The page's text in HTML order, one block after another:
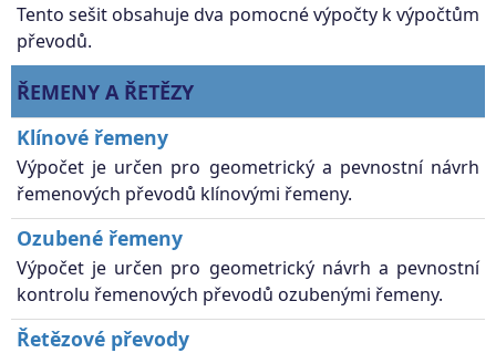
Tento sešit obsahuje dva pomocné výpočty k výpočtům
převodů.
ŘEMENY A ŘETĚZY
Klínové řemeny
Výpočet je určen pro geometrický a pevnostní návrh
řemenových převodů klínovými řemeny.
Ozubené řemeny
Výpočet je určen pro geometrický návrh a pevnostní
kontrolu řemenových převodů ozubenými řemeny.
Řetězové převody